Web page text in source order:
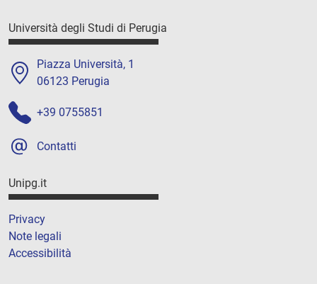
Università degli Studi di Perugia
Piazza Università, 1
06123 Perugia
+39 0755851
Contatti
Unipg.it
Privacy
Note legali
Accessibilità